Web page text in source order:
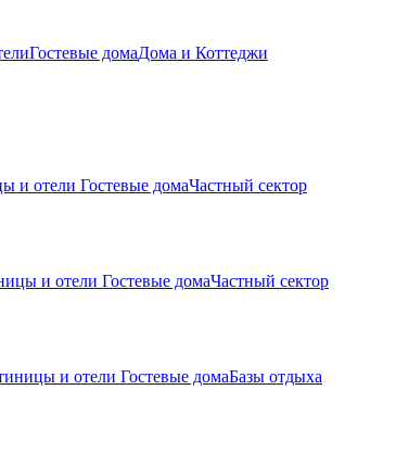
Гостевые домаДома и Коттеджи
и отели Гостевые домаЧастный сектор
и отели Гостевые домаЧастный сектор
и отели Гостевые домаБазы отдыха